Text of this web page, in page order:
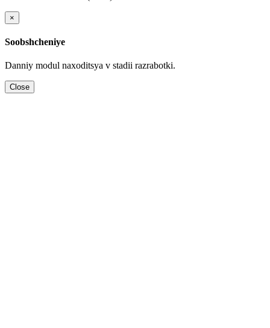
×
Soobshcheniye
Danniy modul naхoditsya v stadii razrabotki.
Close